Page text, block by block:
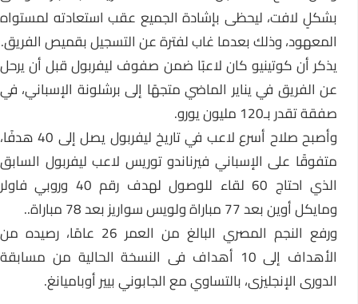
بشكلٍ لافت، ليحظى بإشادة الجميع عقب استعادته لمستواه
المعهود، وذلك بعدما غاب لفترة عن التسجيل بقميص الفريق.
يذكر أن كوتينيو كان لاعبًا ضمن صفوف ليفربول قبل أن يرحل
عن الفريق في يناير الماضي متجهًا إلى برشلونة الإسباني، في
صفقة تقدر بـ120 مليون يورو.
وأصبح صلاح أسرع لاعب في تاريخ ليفربول يصل إلى 40 هدفًا،
متفوقًا على الإسباني فيرناندو توريس لاعب ليفربول السابق
الذي احتاج 60 لقاء للوصول لهدف رقم 40 وروبي فاولر
ومايكل أوين بعد 77 مباراة ولويس سواريز بعد 78 مباراة..
ورفع النجم المصري البالغ من العمر 26 عامًا، رصيده من
الأهداف إلى 10 أهداف فى النسخة الحالية من مسابقة
الدورى الإنجليزى، بالتساوي مع الجابوني بيير أوباميانغ.